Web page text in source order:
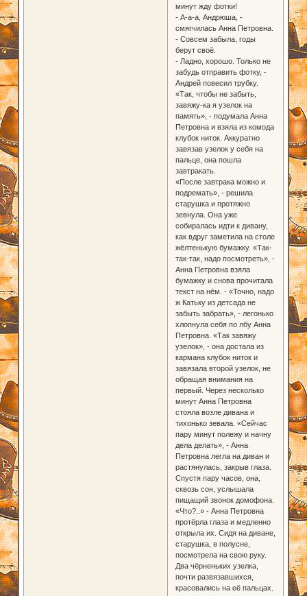
минут жду фотки!
- А-а-а, Андрюша, -
смягчилась Анна Петровна.
- Совсем забыла, годы
берут своё.
- Ладно, хорошо. Только не
забудь отправить фотку, -
Андрей повесил трубку.
«Так, чтобы не забыть,
завяжу-ка я узелок на
память», - подумала Анна
Петровна и взяла из комода
клубок ниток. Аккуратно
завязав узелок у себя на
пальце, она пошла
завтракать.
«После завтрака можно и
подремать», - решила
старушка и протяжно
зевнула. Она уже
собиралась идти к дивану,
как вдруг заметила на столе
жёлтенькую бумажку. «Так-
так-так, надо посмотреть», -
Анна Петровна взяла
бумажку и снова прочитала
текст на нём. - «Точно, надо
ж Катьку из детсада не
забыть забрать», - легонько
хлопнула себя по лбу Анна
Петровна. «Так завяжу
узелок», - она достала из
кармана клубок ниток и
завязала второй узелок, не
обращая внимания на
первый. Через несколько
минут Анна Петровна
стояла возле дивана и
тихонько зевала. «Сейчас
пару минут полежу и начну
дела делать», - Анна
Петровна легла на диван и
растянулась, закрыв глаза.
Спустя пару часов, она,
сквозь сон, услышала
пищащий звонок домофона.
«Что?..» - Анна Петровна
протёрла глаза и медленно
открыла их. Сидя на диване,
старушка, в полусне,
посмотрела на свою руку.
Два чёрненьких узелка,
почти развязавшихся,
красовались на её пальцах.